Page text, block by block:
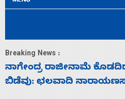
Breaking News :
ಸಚಿವ ಸಂಪುಟ ವಿಸ್ತರಣೆ
ಹೈಕಮಾಂಡ್ ರಾಜಕಾರಣಕ್ಕೆ: